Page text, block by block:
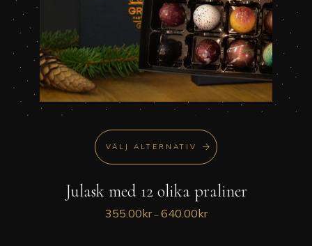
alternativen
kan
väljas
på
produktsidan
VÄLJ ALTERNATIV
Den
produkten
Julask med 12 olika praliner
355.00kr – 640.00krPrisintervall: